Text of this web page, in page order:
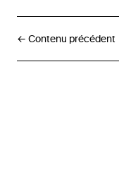
← Contenu précédent